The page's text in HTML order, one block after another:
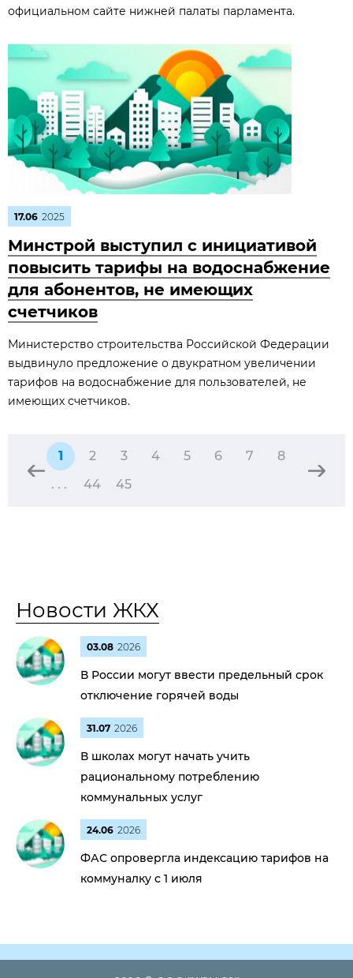
официальном сайте нижней палаты парламента.
17.06 2025
Минстрой выступил с инициативой
повысить тарифы на водоснабжение
для абонентов, не имеющих
счетчиков
Министерство строительства Российской Федерации
выдвинуло предложение о двукратном увеличении
тарифов на водоснабжение для пользователей, не
имеющих счетчиков.
1 2 3 4 5 6 7
8
. . .
44 45
Новости ЖКХ
03.08 2026
В России могут ввести предельный срок
отключение горячей воды
31.07 2026
В школах могут начать учить
рациональному потреблению
коммунальных услуг
24.06 2026
ФАС опровергла индексацию тарифов на
коммуналку с 1 июля